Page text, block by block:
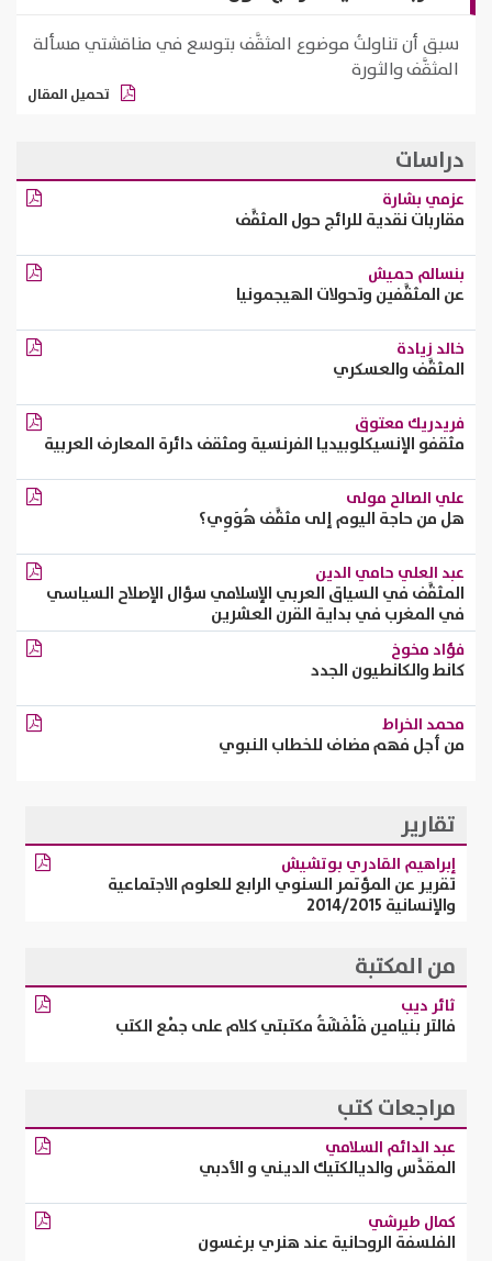
سبق أن تناولتُ موضوع المثقَّف بتوسع في مناقشتي مسألة
المثقَّف والثورة
تحميل المقال
دراسات
عزمي بشارة
مقاربات نقدية للرائج حول المثقَّف
بنسالم حميش
عن المثقَّفين وتحولات الهيجمونيا
خالد زيادة
المثقَّف والعسكري
فريدريك معتوق
مثقفو الإنسيكلوبيديا الفرنسية ومثقف دائرة المعارف العربية
علي الصالح مولى
هل من حاجة اليوم إلى مثقَّف هُوَوِي؟
عبد العلي حامي الدين
المثقَّف في السياق العربي الإسلامي سؤال الإصلاح السياسي
في المغرب في بداية القرن العشرين
فؤاد مخوخ
كانط والكانطيون الجدد
محمد الخراط
من أجل فهم مضاف للخطاب النبوي
تقارير
إبراهيم القادري بوتشيش
تقرير عن المؤتمر السنوي الرابع للعلوم الاجتماعية
والإنسانية 2014/2015
من المكتبة
ثائر ديب
فالتر بنيامين فَلْفَشَةُ مكتبتي كلام على جمْع الكتب
مراجعات كتب
عبد الدائم السلامي
المقدَّس والديالكتيك الديني و الأدبي
كمال طيرشي
الفلسفة الروحانية عند هنري برغسون